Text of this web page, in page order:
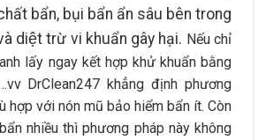
bẩn, bụi bẩn ẩn sâu bên trong
diệt trừ vi khuẩn gây hại. Nếu chỉ
lấy ngay kết hợp khử khuẩn bằng
DrClean247 khẳng định phương
hợp với nón mũ bảo hiểm bẩn ít. Còn
nhiều thì phương pháp này không